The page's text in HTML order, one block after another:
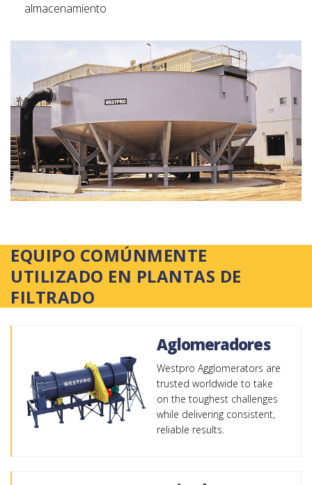
almacenamiento
EQUIPO COMÚNMENTE
UTILIZADO EN PLANTAS DE
FILTRADO
Aglomeradores
Westpro Agglomerators are
trusted worldwide to take
on the toughest challenges
while delivering consistent,
reliable results.